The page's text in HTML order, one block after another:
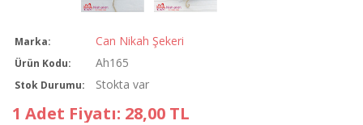
Marka: Can Nikah Şekeri
Ürün Kodu: Ah165
Stok Durumu: Stokta var
1 Adet Fiyatı: 28,00 TL